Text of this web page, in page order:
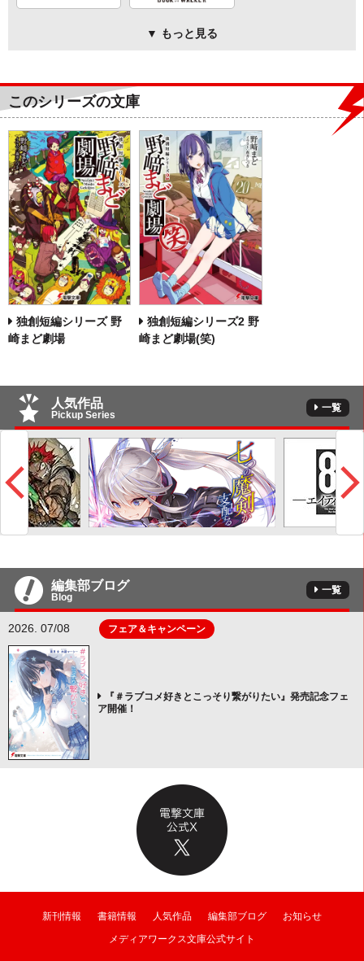
▼ もっと見る
このシリーズの文庫
独創短編シリーズ 野
崎まど劇場
独創短編シリーズ2 野
崎まど劇場(笑)
人気作品
Pickup Series
一覧
編集部ブログ
Blog
一覧
2026. 07/08 フェア＆キャンペーン
『＃ラブコメ好きとこっそり繋がりたい』発売記念フェ
ア開催！
新刊情報 書籍情報 人気作品 編集部ブログ
お知らせ
メディアワークス文庫公式サイト